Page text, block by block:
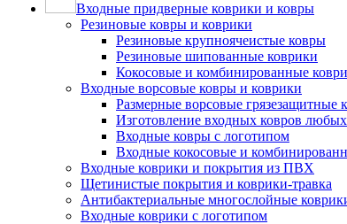
Входные придверные коврики и ковры
Резиновые ковры и коврики
Резиновые крупноячеистые ковры
Резиновые шипованные коврики
Кокосовые и комбинированные
Входные ворсовые ковры и коврики
Размерные ворсовые грязезащитные
Изготовление входных ковров любых
Входные ковры с логотипом
Входные кокосовые и
Входные коврики и покрытия из ПВХ
Щетинистые покрытия и коврики-травка
Антибактериальные многослойные
Входные коврики с логотипом